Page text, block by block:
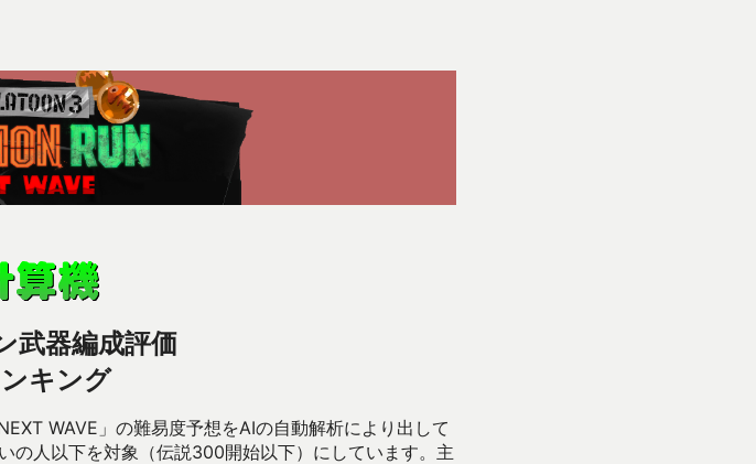
武器編成評価
キング
WAVE」の難易度予想をAIの自動解析により出して
の人以下を対象（伝説300開始以下）にしています。主